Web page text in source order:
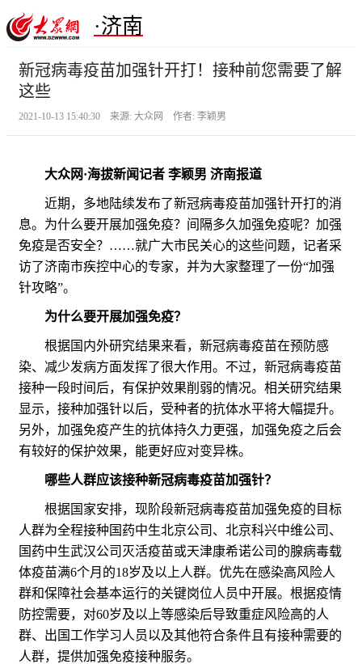
·济南
新冠病毒疫苗加强针开打！接种前您需要了解
这些
2021-10-13 15:40:30 来源: 大众网 作者: 李颖男
大众网·海拔新闻记者 李颖男 济南报道
近期，多地陆续发布了新冠病毒疫苗加强针开打的消
息。为什么要开展加强免疫？间隔多久加强免疫呢？加强
免疫是否安全？……就广大市民关心的这些问题，记者采
访了济南市疾控中心的专家，并为大家整理了一份“加强
针攻略”。
为什么要开展加强免疫？
根据国内外研究结果来看，新冠病毒疫苗在预防感
染、减少发病方面发挥了很大作用。不过，新冠病毒疫苗
接种一段时间后，有保护效果削弱的情况。相关研究结果
显示，接种加强针以后，受种者的抗体水平将大幅提升。
另外，加强免疫产生的抗体持久力更强，加强免疫之后会
有较好的保护效果，能更好应对变异株。
哪些人群应该接种新冠病毒疫苗加强针？
根据国家安排，现阶段新冠病毒疫苗加强免疫的目标
人群为全程接种国药中生北京公司、北京科兴中维公司、
国药中生武汉公司灭活疫苗或天津康希诺公司的腺病毒载
体疫苗满6个月的18岁及以上人群。优先在感染高风险人
群和保障社会基本运行的关键岗位人员中开展。根据疫情
防控需要，对60岁及以上等感染后导致重症风险高的人
群、出国工作学习人员以及其他符合条件且有接种需要的
人群，提供加强免疫接种服务。